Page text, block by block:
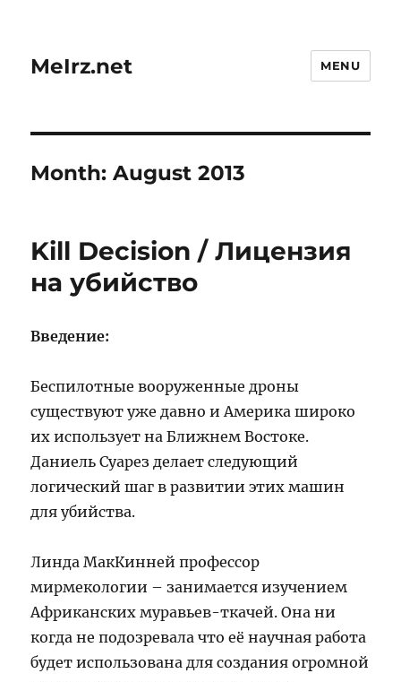
MeIrz.net MENU
Month:August 2013
Kill Decision / Лицензия
на убийство
Введение:
Беспилотные вооруженные дроны
существуют уже давно и Америка широко
их использует на Ближнем Востоке.
Даниель Суарез делает следующий
логический шаг в развитии этих машин
для убийства.
Линда МакКинней профессор
мирмекологии – занимается изучением
Африканских муравьев-ткачей. Она ни
когда не подозревала что её научная работа
будет использована для создания огромной